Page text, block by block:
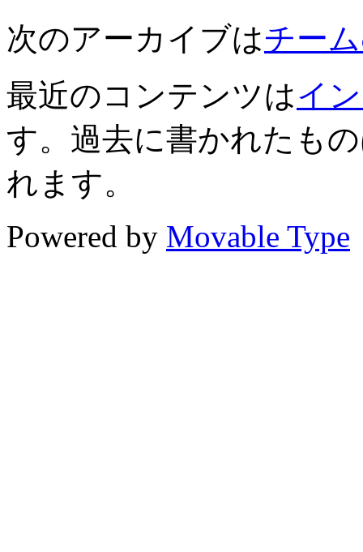
次のアーカイブはチー
最近のコンテンツはイ
す。過去に書かれたも
れます。
Powered by Movable Type